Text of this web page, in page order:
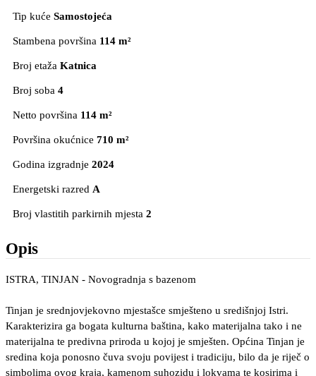
Tip kuće Samostojeća
Stambena površina 114 m²
Broj etaža Katnica
Broj soba 4
Netto površina 114 m²
Površina okućnice 710 m²
Godina izgradnje 2024
Energetski razred A
Broj vlastitih parkirnih mjesta 2
Opis
ISTRA, TINJAN - Novogradnja s bazenom
Tinjan je srednjovjekovno mjestašce smješteno u središnjoj Istri.
Karakterizira ga bogata kulturna baština, kako materijalna tako i ne
materijalna te predivna priroda u kojoj je smješten. Općina Tinjan je
sredina koja ponosno čuva svoju povijest i tradiciju, bilo da je riječ o
simbolima ovog kraja, kamenom suhozidu i lokvama te kosirima i